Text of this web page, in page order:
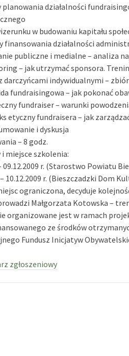
planowania działalności
w budowaniu kapitału
finansowania działalności
publiczne i medialne – analiza
– jak utrzymać sponsora.
darczyńcami indywidualnymi –
fundraisingowa – jak pokonać
fundraiser – warunki
etyczny fundraisera – jak
i dyskusja
– 8 godz.
miejsce szkolenia:
09.12.2009 r. (Starostwo Powiatu
10.12.2009 r. (Bieszczadzki Dom
ograniczona, decyduje
Małgorzata Kotowska –
organizowane jest w ramach
ze środków
Fundusz Inicjatyw
zgłoszeniowy